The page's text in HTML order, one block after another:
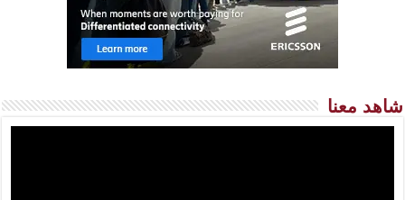
شاهد معنا